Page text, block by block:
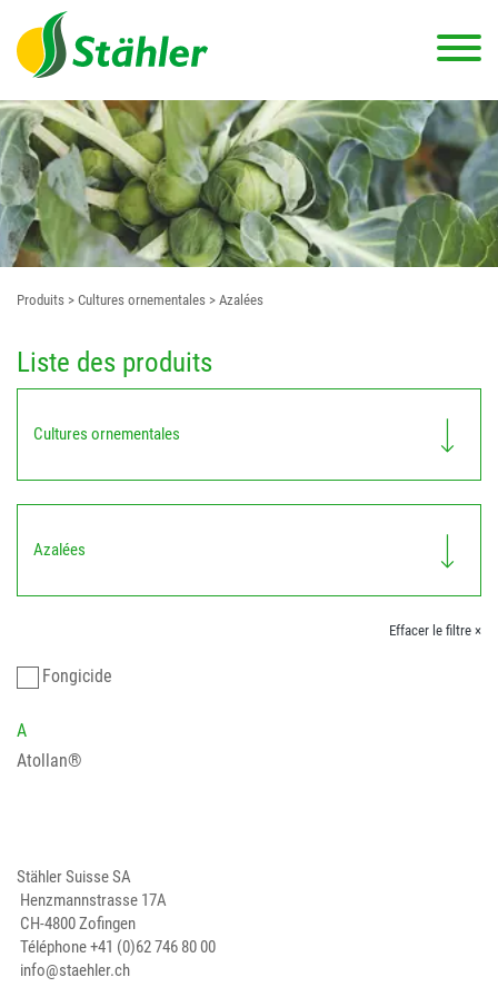
Produits > Cultures ornementales > Azalées
Liste des produits
Cultures ornementales
Azalées
Effacer le filtre ×
Fongicide
A
Atollan®
Stähler Suisse SA
Henzmannstrasse 17A
CH-4800 Zofingen
Téléphone+41 (0)62 746 80 00
info@staehler.ch